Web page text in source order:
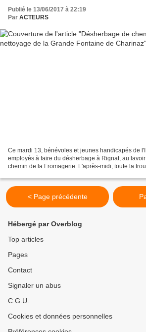
Publié le 13/06/2017 à 22:19
Par ACTEURS
Ce mardi 13, bénévoles et jeunes handicapés de
employés à faire du désherbage à Rignat, au
chemin de la Fromagerie. L'après-midi, toute la
< Page précédente
Hébergé par Overblog
Top articles
Pages
Contact
Signaler un abus
C.G.U.
Cookies et données personnelles